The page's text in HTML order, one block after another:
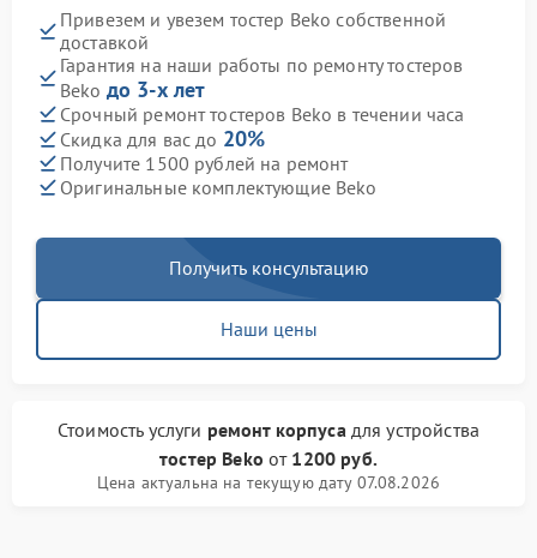
Привезем и увезем тостер Beko собственной
доставкой
Гарантия на наши работы по ремонту тостеров
Beko до 3-х лет
Срочный ремонт тостеров Beko в течении часа
Скидка для вас до 20%
Получите 1500 рублей на ремонт
Оригинальные комплектующие Beko
Получить консультацию
Наши цены
Стоимость услуги ремонт корпусадля устройства
тостер Beko от 1200 руб.
Цена актуальна на текущую дату 07.08.2026